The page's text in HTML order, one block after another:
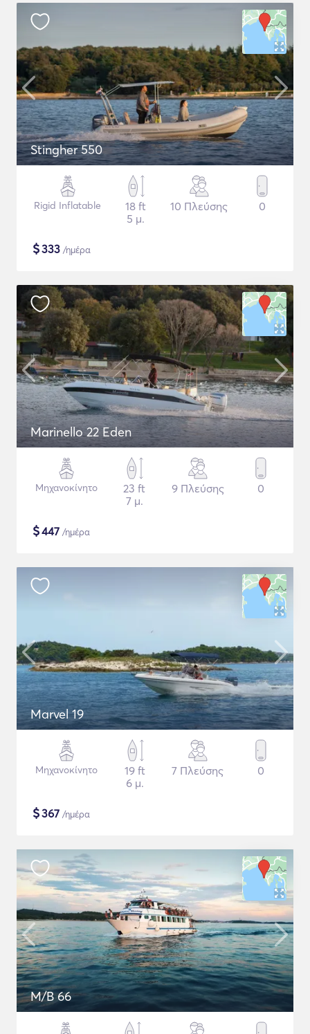
Stingher 550
Rigid Inflatable
18 ft
5 μ.
10 Πλεύσης 0
$333 /ημέρα
Marinello 22 Eden
Μηχανοκίνητο
23 ft
7 μ.
9 Πλεύσης 0
$447 /ημέρα
Marvel 19
Μηχανοκίνητο
19 ft
6 μ.
7 Πλεύσης 0
$367 /ημέρα
M/B 66